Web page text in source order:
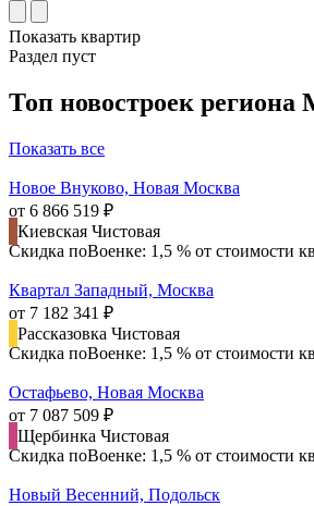
Показать квартир
Раздел пуст
Топ новостроек
Показать все
Новое Внуково, Новая Москва
от 6 866 519 ₽
Киевская Чистовая
Скидка поВоенке: 1,5 % от стоимости
Квартал Западный, Москва
от 7 182 341 ₽
Рассказовка Чистовая
Скидка поВоенке: 1,5 % от стоимости
Остафьево, Новая Москва
от 7 087 509 ₽
Щербинка Чистовая
Скидка поВоенке: 1,5 % от стоимости
Новый Весенний, Подольск